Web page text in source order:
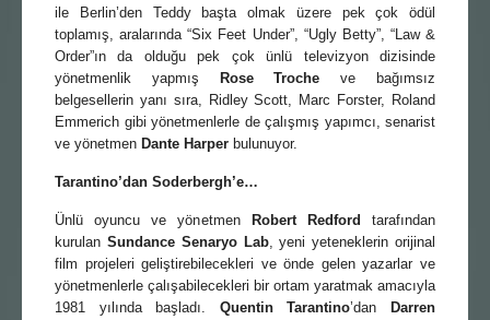
ile Berlin’den Teddy başta olmak üzere pek çok ödül
toplamış, aralarında “Six Feet Under”, “Ugly Betty”, “Law &
Order”ın da olduğu pek çok ünlü televizyon dizisinde
yönetmenlik yapmış Rose Troche ve bağımsız
belgesellerin yanı sıra, Ridley Scott, Marc Forster, Roland
Emmerich gibi yönetmenlerle de çalışmış yapımcı, senarist
ve yönetmen Dante Harper bulunuyor.
Tarantino’dan Soderbergh’e…
Ünlü oyuncu ve yönetmen Robert Redford tarafından
kurulan Sundance Senaryo Lab, yeni yeteneklerin orijinal
film projeleri geliştirebilecekleri ve önde gelen yazarlar ve
yönetmenlerle çalışabilecekleri bir ortam yaratmak amacıyla
1981 yılında başladı. Quentin Tarantino’danDarren